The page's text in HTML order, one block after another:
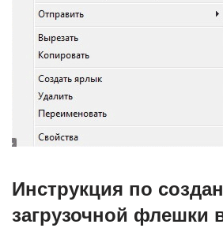
Инструкция по
загрузочной флешки